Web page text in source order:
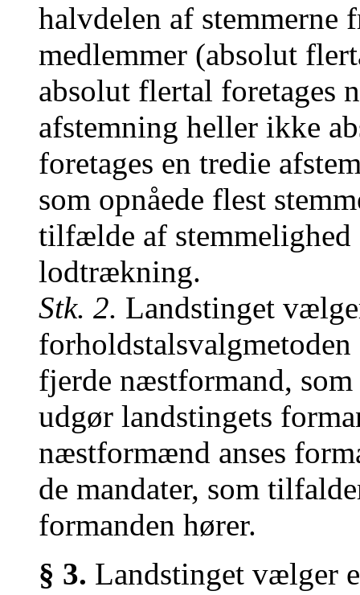
halvdelen af stemmerne
medlemmer (absolut
absolut flertal foretages
afstemning heller ikke
foretages en tredie
som opnåede flest
tilfælde af stemmelighed
lodtrækning.
Stk. 2. Landstinget
fjerde næstformand,
udgør landstingets
næstformænd anses
de mandater, som
formanden hører.
§ 3. Landstinget vælger